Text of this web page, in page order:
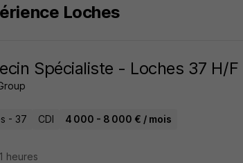
Loches
Spécialiste - Loches 37 H/F
- 37 CDI 4 000 - 8 000 € / mois
heures